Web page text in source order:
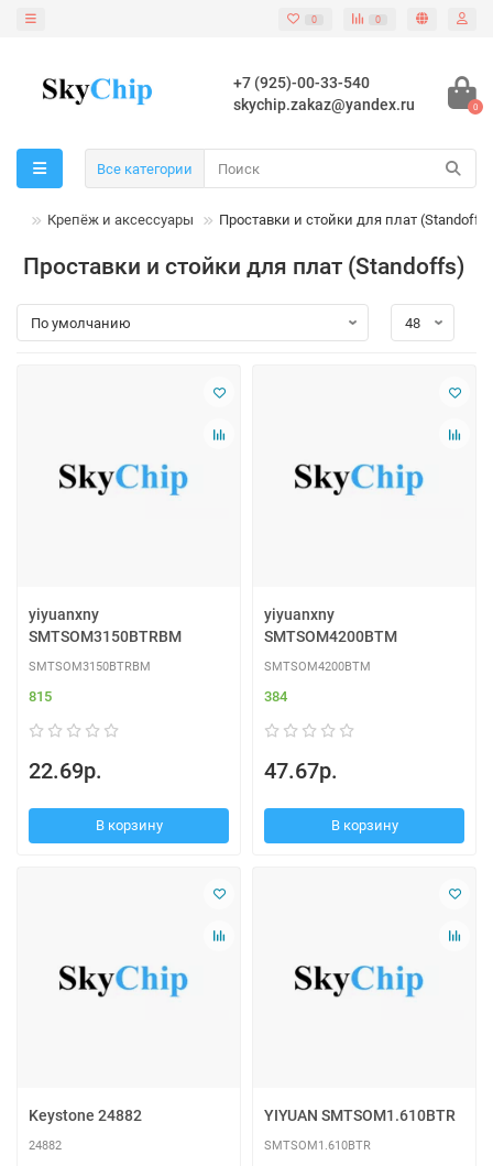
0 0
+7 (925)-00-33-540
skychip.zakaz@yandex.ru
0
Все категории
Крепёж и аксессуары Проставки и стойки для плат (Standoffs)
Проставки и стойки для плат (Standoffs)
yiyuanxny
SMTSOM3150BTRBM
SMTSOM3150BTRBM
815
22.69р.
В корзину
yiyuanxny
SMTSOM4200BTM
SMTSOM4200BTM
384
47.67р.
В корзину
Keystone 24882
24882
YIYUAN SMTSOM1.610BTR
SMTSOM1.610BTR